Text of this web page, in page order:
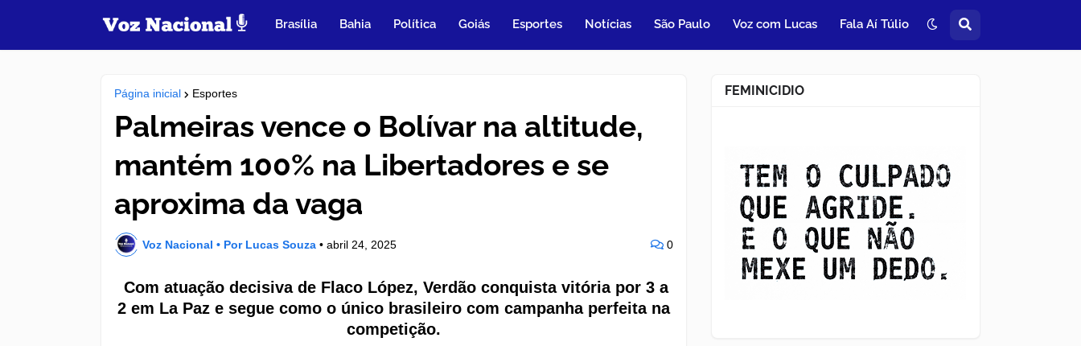
Brasília Bahia Política Goiás Esportes Notícias São Paulo Voz com Lucas Fala Aí Túlio
Página inicial Esportes
Palmeiras vence o Bolívar na altitude,
mantém 100% na Libertadores e se
aproxima da vaga
Voz Nacional • Por Lucas Souza • abril 24, 2025 0
Com atuação decisiva de Flaco López, Verdão conquista vitória por 3 a
2 em La Paz e segue como o único brasileiro com campanha perfeita na
competição.
FEMINICIDIO